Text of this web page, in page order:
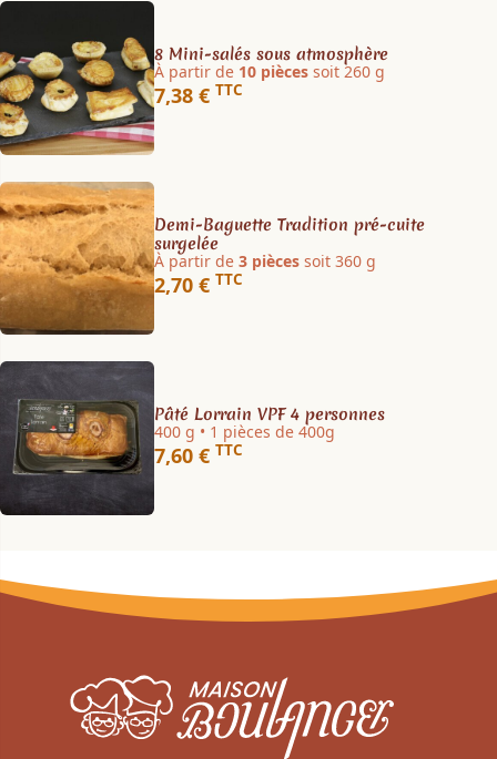
8 Mini-salés sous atmosphère
À partir de 10 piècessoit 260 g
7,38 € TTC
Demi-Baguette Tradition pré-cuite
surgelée
À partir de 3 piècessoit 360 g
2,70 € TTC
Pâté Lorrain VPF 4 personnes
400 g • 1 pièces de 400g
7,60 € TTC